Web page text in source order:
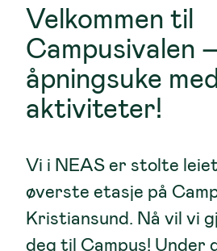
Velkommen til
Campusivalen
åpningsuke
aktiviteter!
Vi i NEAS er stolte
øverste etasje på
Kristiansund. Nå vil vi
deg til Campus! Under